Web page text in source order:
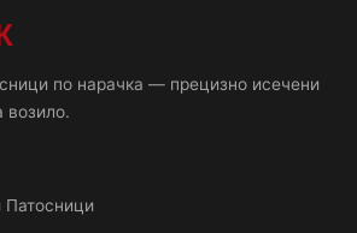
по нарачка — прецизно исечени
возило.
Патосници